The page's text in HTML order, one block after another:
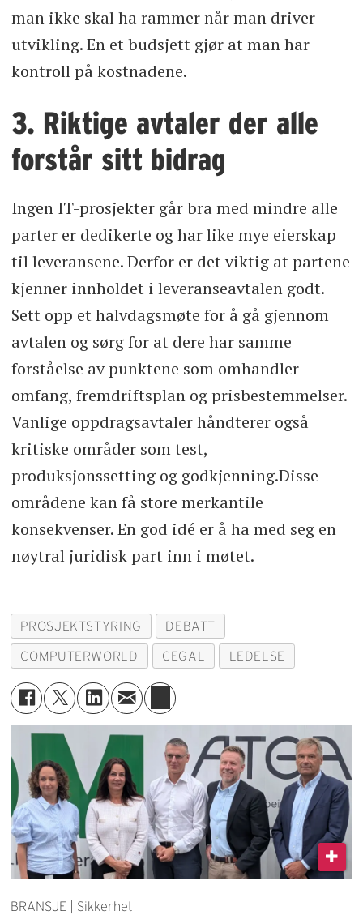
man ikke skal ha rammer når man driver
utvikling. En et budsjett gjør at man har
kontroll på kostnadene.
3. Riktige avtaler der alle
forstår sitt bidrag
Ingen IT-prosjekter går bra med mindre alle
parter er dedikerte og har like mye eierskap
til leveransene. Derfor er det viktig at partene
kjenner innholdet i leveranseavtalen godt.
Sett opp et halvdagsmøte for å gå gjennom
avtalen og sørg for at dere har samme
forståelse av punktene som omhandler
omfang, fremdriftsplan og prisbestemmelser.
Vanlige oppdragsavtaler håndterer også
kritiske områder som test,
produksjonssetting og godkjenning.Disse
områdene kan få store merkantile
konsekvenser. En god idé er å ha med seg en
nøytral juridisk part inn i møtet.
PROSJEKTSTYRING DEBATT
COMPUTERWORLD CEGAL LEDELSE
BRANSJE | Sikkerhet